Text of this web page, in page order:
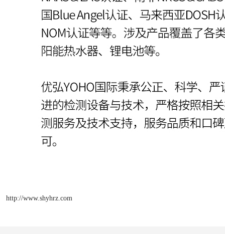
http://www.shyhrz.com